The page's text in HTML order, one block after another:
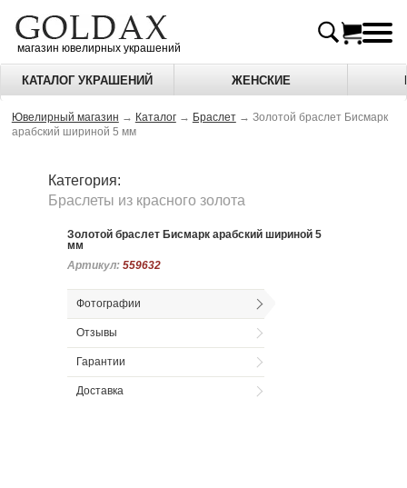
магазин ювелирных украшений
КАТАЛОГ УКРАШЕНИЙ ЖЕНСКИЕ
Ювелирный магазин → Каталог → Браслет → Золотой браслет Бисмарк
арабский шириной 5 мм
Категория:
Браслеты из красного золота
Золотой браслет Бисмарк арабский шириной 5
мм
Артикул: 559632
Артикул: 559632
Фотографии
Отзывы
Гарантии
Доставка